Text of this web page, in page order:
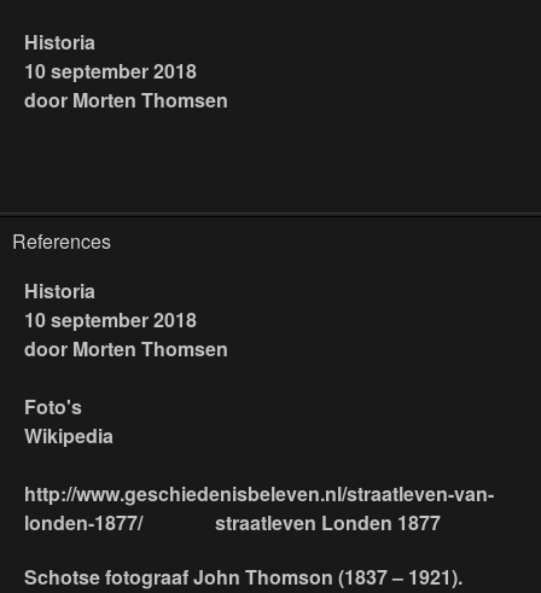
Historia
10 september 2018
door Morten Thomsen
References
Historia
10 september 2018
door Morten Thomsen
Foto's
Wikipedia
http://www.geschiedenisbeleven.nl/straatleven-van-
londen-1877/ straatleven Londen 1877
Schotse fotograaf John Thomson (1837 – 1921).